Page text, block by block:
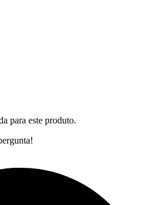
para este produto.